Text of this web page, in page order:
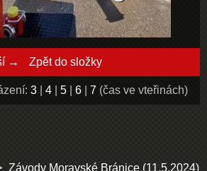
→ Zpět do složky
3 4 5 6 7 (čas ve vteřinách)
Závody Moravské Bránice (11.5.2024)